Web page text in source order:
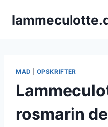
MAD OPSKRIFTER
rosmarin